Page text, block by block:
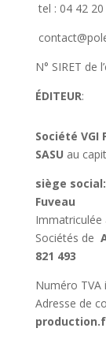
tel : 04 42 20
N° SIRET de
ÉDITEUR:
Société VGI
SASU au
siège
Fuveau
Immatriculée
Sociétés de
821 493
Numéro
Adresse de